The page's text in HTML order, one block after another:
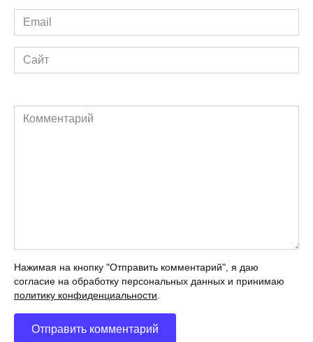
Email
*
Сайт
Комментарий
Нажимая на кнопку "Отправить комментарий", я даю
согласие на обработку персональных данных и принимаю
политику конфиденциальности.